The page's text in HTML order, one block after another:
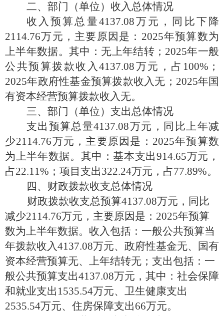
二、部门（单位）收入总体情况
收入预算总量4137.08万元，同比下降
2114.76万元，主要原因是：2025年预算数为
上半年数据。其中：无上年结转；2025年一般
公共预算拨款收入4137.08万元，占100%；
2025年政府性基金预算拨款收入无；2025年国
有资本经营预算拨款收入无。
三、部门（单位）支出总体情况
支出预算总量4137.08万元，同比上年减
少2114.76万元，主要原因是：2025年预算数
为上半年数据。其中：基本支出914.65万元，
占22.11%；项目支出322.24万元，占77.89%。
四、财政拨款收支总体情况
财政拨款收支总预算4137.08万元，同比
减少2114.76万元，主要原因是：2025年预算
数为上半年数据。收入包括：一般公共预算当
年拨款收入4137.08万元、政府性基金无、国有
资本经营预算无、上年结转无；支出包括：一
般公共预算支出4137.08万元，其中：社会保障
和就业支出1535.54万元、卫生健康支出
2535.54万元、住房保障支出66万元。